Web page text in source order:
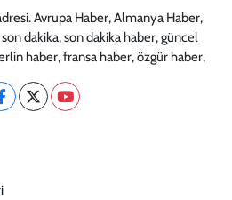
Avrupa Haber, Almanya Haber,
dakika, son dakika haber, güncel
haber, fransa haber, özgür haber,